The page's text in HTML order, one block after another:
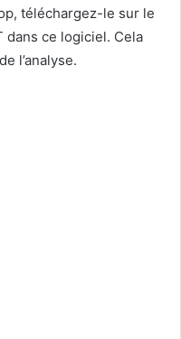
téléchargez-le sur le
dans ce logiciel. Cela
l’analyse.